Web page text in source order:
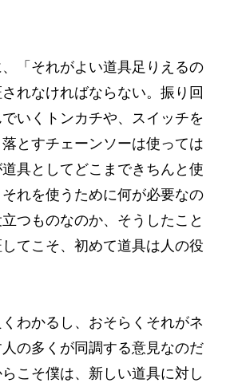
「それがよい道具足りえるの
れなければならない。振り回
いくトンカチや、スイッチを
とすチェーンソーは使っては
具としてどこまできちんと使
れを使うために何が必要なの
つものなのか、そうしたこと
てこそ、初めて道具は人の役
わかるし、おそらくそれがネ
の多くが同調する意見なのだ
こそ僕は、新しい道具に対し